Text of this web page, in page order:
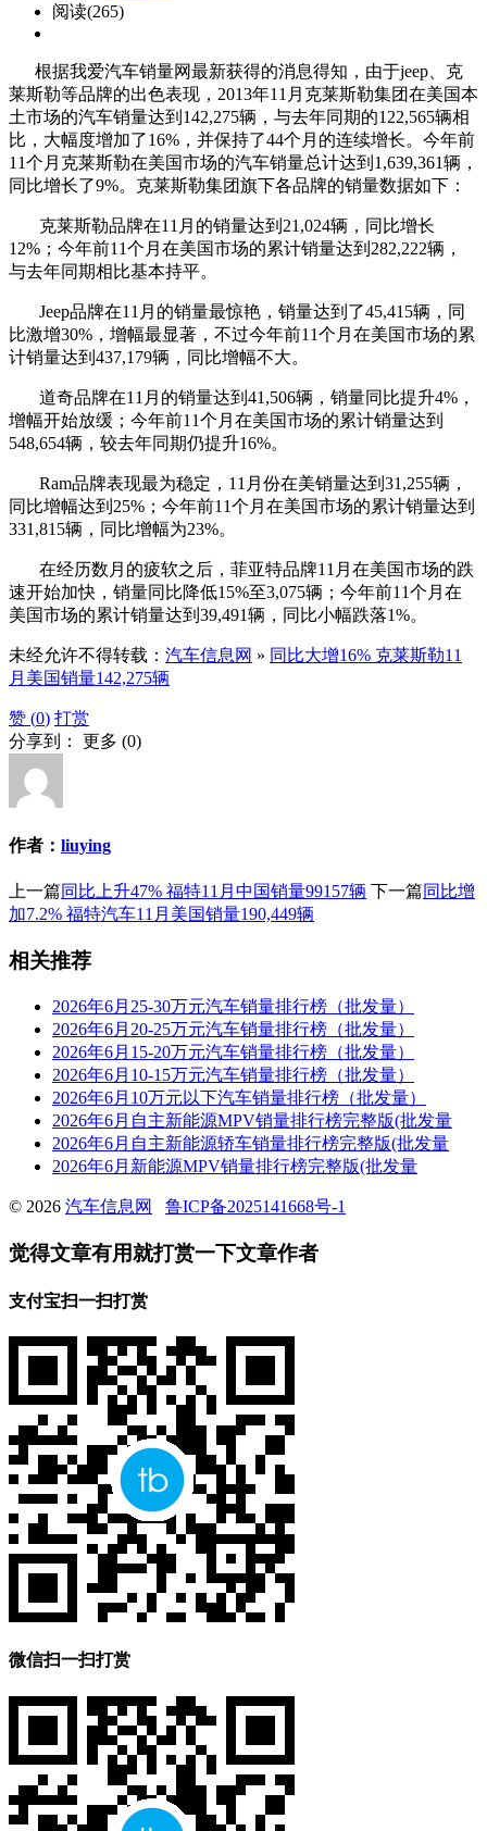
阅读(265)
根据我爱汽车销量网最新获得的消息得知，由于jeep、克
莱斯勒等品牌的出色表现，2013年11月克莱斯勒集团在美国本
土市场的汽车销量达到142,275辆，与去年同期的122,565辆相
比，大幅度增加了16%，并保持了44个月的连续增长。今年前
11个月克莱斯勒在美国市场的汽车销量总计达到1,639,361辆，
同比增长了9%。克莱斯勒集团旗下各品牌的销量数据如下：
克莱斯勒品牌在11月的销量达到21,024辆，同比增长
12%；今年前11个月在美国市场的累计销量达到282,222辆，
与去年同期相比基本持平。
Jeep品牌在11月的销量最惊艳，销量达到了45,415辆，同
比激增30%，增幅最显著，不过今年前11个月在美国市场的累
计销量达到437,179辆，同比增幅不大。
道奇品牌在11月的销量达到41,506辆，销量同比提升4%，
增幅开始放缓；今年前11个月在美国市场的累计销量达到
548,654辆，较去年同期仍提升16%。
Ram品牌表现最为稳定，11月份在美销量达到31,255辆，
同比增幅达到25%；今年前11个月在美国市场的累计销量达到
331,815辆，同比增幅为23%。
在经历数月的疲软之后，菲亚特品牌11月在美国市场的跌
速开始加快，销量同比降低15%至3,075辆；今年前11个月在
美国市场的累计销量达到39,491辆，同比小幅跌落1%。
未经允许不得转载： 汽车信息网 » 同比大增16% 克莱斯勒11
月美国销量142,275辆
赞 (0) 打赏
分享到： 更多 (0)
作者： liuying
上一篇同比上升47% 福特11月中国销量99157辆 下一篇同比增
加7.2% 福特汽车11月美国销量190,449辆
相关推荐
2026年6月25-30万元汽车销量排行榜（批发量）
2026年6月20-25万元汽车销量排行榜（批发量）
2026年6月15-20万元汽车销量排行榜（批发量）
2026年6月10-15万元汽车销量排行榜（批发量）
2026年6月10万元以下汽车销量排行榜（批发量）
2026年6月自主新能源MPV销量排行榜完整版(批发量
2026年6月自主新能源轿车销量排行榜完整版(批发量
2026年6月新能源MPV销量排行榜完整版(批发量
© 2026 汽车信息网 鲁ICP备2025141668号-1
觉得文章有用就打赏一下文章作者
支付宝扫一扫打赏
微信扫一扫打赏